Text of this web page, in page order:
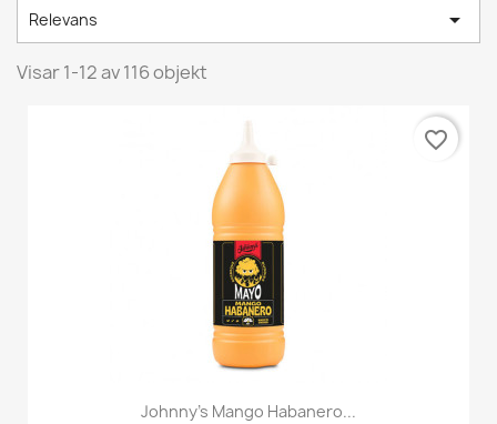
Relevans 
Visar 1-12 av 116 objekt
Johnny's Mango Habanero...
favorite_border